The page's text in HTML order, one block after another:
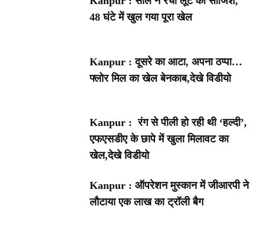
48 घंटे में खुल गया पूरा खेल
Kanpur : दूसरे का आटा, अपना ठप्पा…
फ्लोर मिल का खेल बेनकाब,देखे विडीयो
Kanpur : रंग से पीली हो रही थी ‘हल्दी’,
एफएसडीए के छापे में खुला मिलावट का
खेल,देखे विडीयो
Kanpur : ऑपरेशन मुस्कान में जीआरपी ने
लौटाया एक लाख का ट्रॉली बैग